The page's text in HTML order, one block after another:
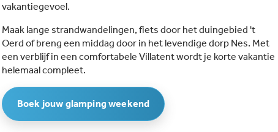
vakantiegevoel.
Maak lange strandwandelingen, fiets door het duingebied 't
Oerd of breng een middag door in het levendige dorp Nes. Met
een verblijf in een comfortabele Villatent wordt je korte vakantie
helemaal compleet.
Boek jouw glamping weekend